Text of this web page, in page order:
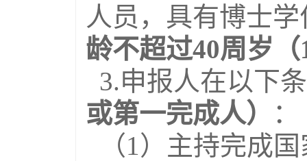
人员，具有博士
龄不超过40周岁
3.申报人在以下
或第一完成人）
：
（1）主持完成